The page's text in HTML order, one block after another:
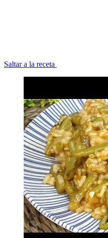
Saltar a la receta